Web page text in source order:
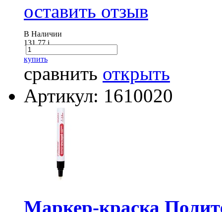
оставить отзыв
В Наличии
131.77i
купить
сравнить открыть
Артикул: 1610020
Маркер-краска